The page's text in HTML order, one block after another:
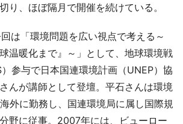
り、ほぼ隔月で開催を続けている。
は「環境問題を広い視点で考える～
温暖化まで』～」として、地球環境戦
参与で日本国連環境計画（UNEP）協
んが講師として登壇。平石さんは環境
外に勤務し、国連環境局に属し国際規
野に従事。2007年には、ビューロー